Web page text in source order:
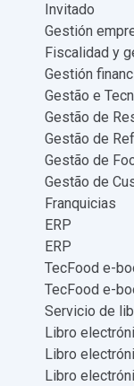
Invitado
Gestión
Fiscalidad y
Gestión
Gestão e
Gestão de
Gestão de
Gestão de
Gestão de
Franquicias
ERP
ERP
TecFood e-
TecFood e-
Servicio de
Libro
Libro
Libro